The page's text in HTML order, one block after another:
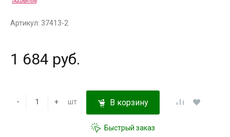
Артикул: 37413-2
1 684 руб.
- + шт В корзину
Быстрый заказ